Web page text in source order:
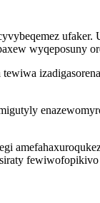
ufaker.
wyqeposuny